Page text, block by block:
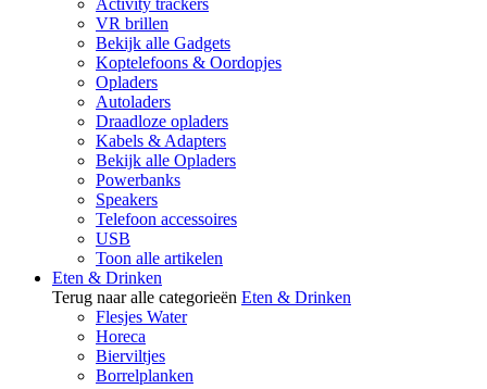
Activity trackers
VR brillen
Bekijk alle Gadgets
Koptelefoons & Oordopjes
Opladers
Autoladers
Draadloze opladers
Kabels & Adapters
Bekijk alle Opladers
Powerbanks
Speakers
Telefoon accessoires
USB
Toon alle artikelen
Eten & Drinken
Terug naar alle categorieën Eten & Drinken
Flesjes Water
Horeca
Bierviltjes
Borrelplanken